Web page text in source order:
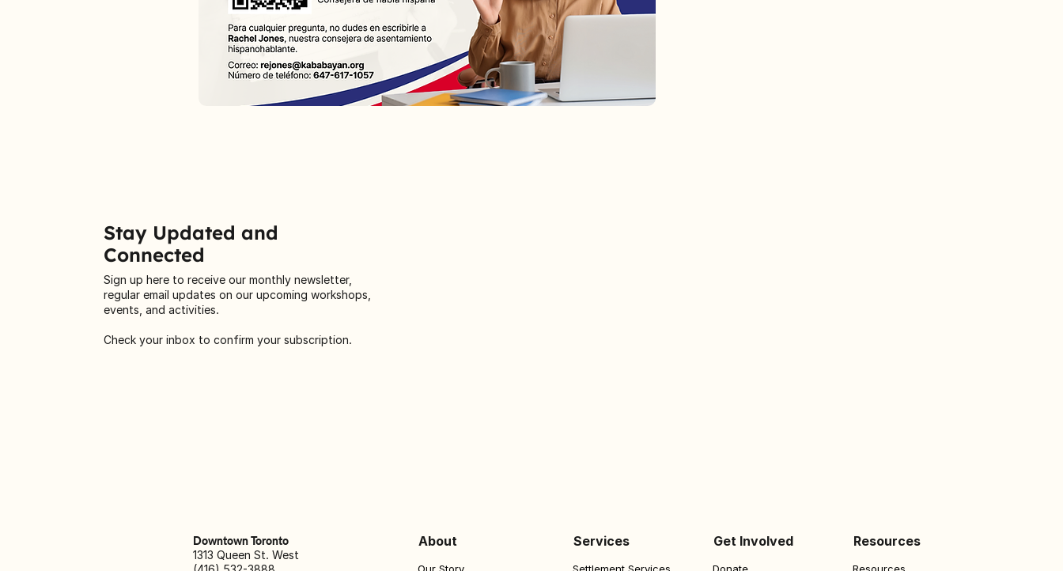
About
Our Story
Services
Settlement Services
Get Involved Resources
Resources
Downtown Toronto
1313 Queen St. West
Stay Updated and
Connected
Sign up here to receive our monthly newsletter,
regular email updates on our upcoming workshops,
events, and activities.
Check your inbox to confirm your subscription.